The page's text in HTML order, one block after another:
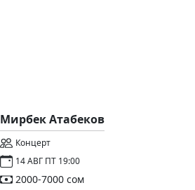
Мирбек Атабеков
Концерт
14 АВГ ПТ 19:00
2000-7000 сом